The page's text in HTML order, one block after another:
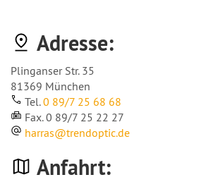
Adresse:
Plinganser Str. 35
81369 München
Tel.0 89/7 25 68 68
Fax. 0 89/7 25 22 27
harras@trendoptic.de
Anfahrt: